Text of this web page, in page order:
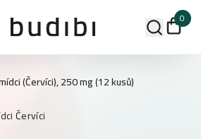
0
(Červíci), 250 mg (12 kusů)